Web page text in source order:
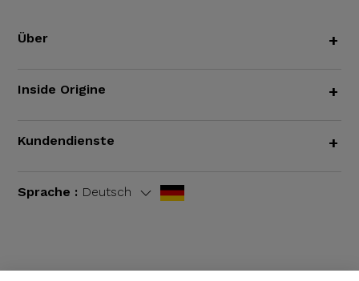
Über +
Inside Origine +
Kundendienste +
Sprache : Deutsch